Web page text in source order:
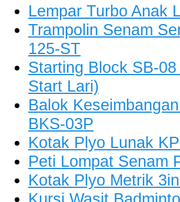
Lempar Turbo Anak
Trampolin Senam
125-ST
Starting Block SB-
Start Lari)
Balok
BKS-03P
Kotak Plyo Lunak
Peti Lompat Senam
Kotak Plyo Metrik